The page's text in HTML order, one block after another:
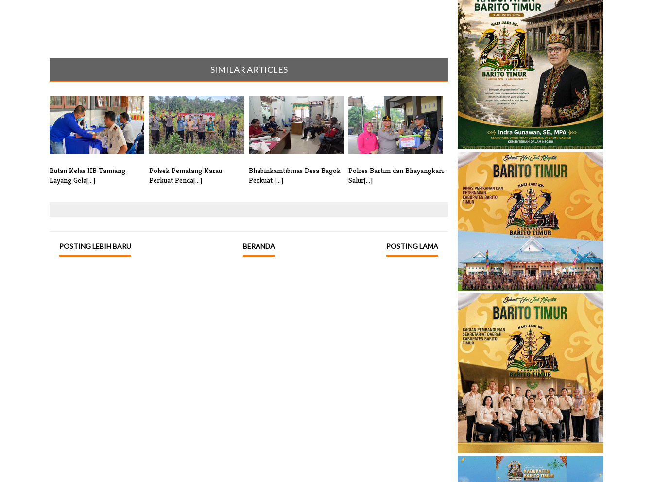
SIMILAR ARTICLES
Rutan Kelas IIB Tamiang
Layang Gela[...]
Polsek Pematang Karau
Perkuat Penda[...]
Bhabinkamtibmas Desa Bagok
Perkuat [...]
Polres Bartim dan Bhayangkari
Salur[...]
POSTING LEBIH BARU POSTING LAMA
BERANDA